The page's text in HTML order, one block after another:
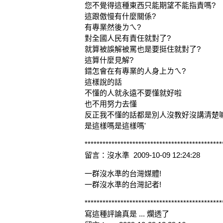
您不覺得這種東西只能期望不能指責嗎?
這跟傲慢有什麼關係?
有專業然後ㄌㄟ?
對全國人民有責任就對了?
就算被誤解被罵也是要挺住就對了?
這算什麼見解?
錯怎會在有專業的人身上ㄌㄟ?
這樣說的話
不懂的人就永遠不要懂就好啦
也不用努力去懂
反正我不懂的話都是別人沒教好沒講清楚
是這樣嗎是這樣嗎'
留言：沒水準 2009-10-09 12:24:28
一群沒水準的台灣媒體!
一群沒水準的台灣記者!
寫這種評論真是 ... 爛透了